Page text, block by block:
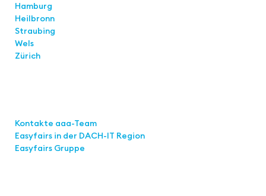
Hamburg
Heilbronn
Straubing
Wels
Zürich
Kontakte aaa-Team
Easyfairs in der DACH-IT Region
Easyfairs Gruppe